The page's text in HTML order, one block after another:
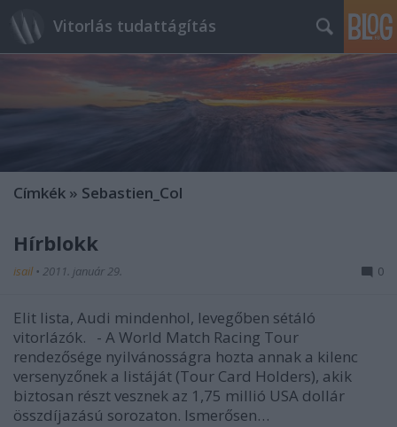
Vitorlás tudattágítás
Címkék » Sebastien_Col
Hírblokk
isail • 2011. január 29. 0
Elit lista, Audi mindenhol, levegőben sétáló
vitorlázók. - A World Match Racing Tour
rendezősége nyilvánosságra hozta annak a kilenc
versenyzőnek a listáját (Tour Card Holders), akik
biztosan részt vesznek az 1,75 millió USA dollár
összdíjazású sorozaton. Ismerősen…